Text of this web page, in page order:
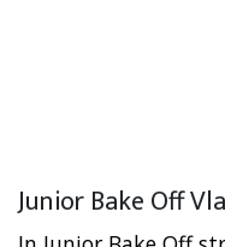
Junior Bake Off